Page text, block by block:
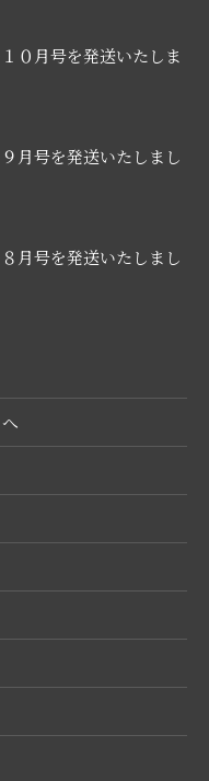
０月号を発送いたしま
月号を発送いたしまし
月号を発送いたしまし